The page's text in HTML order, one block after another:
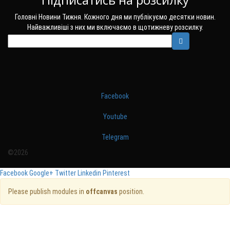
Головні Новини Тижня. Кожного дня ми публікуємо десятки новин.
Найважливіші з них ми включаємо в щотижневу розсилку.
Facebook
Youtube
Telegram
©2026
FacebookGoogle+ Twitter Linkedin Pinterest
Please publish modules in offcanvas position.